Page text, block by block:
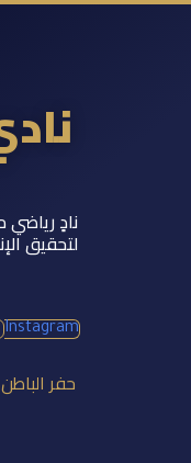
نادٍ
لتحقيق
Instagram
حفر